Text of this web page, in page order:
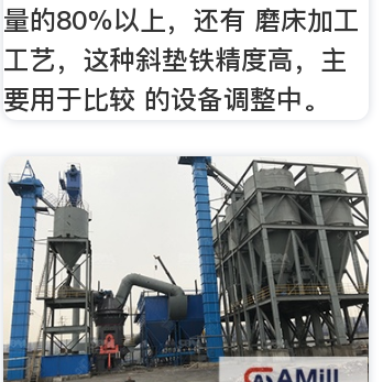
量的80％以上，还有 磨床加工
工艺，这种斜垫铁精度高，主
要用于比较 的设备调整中。